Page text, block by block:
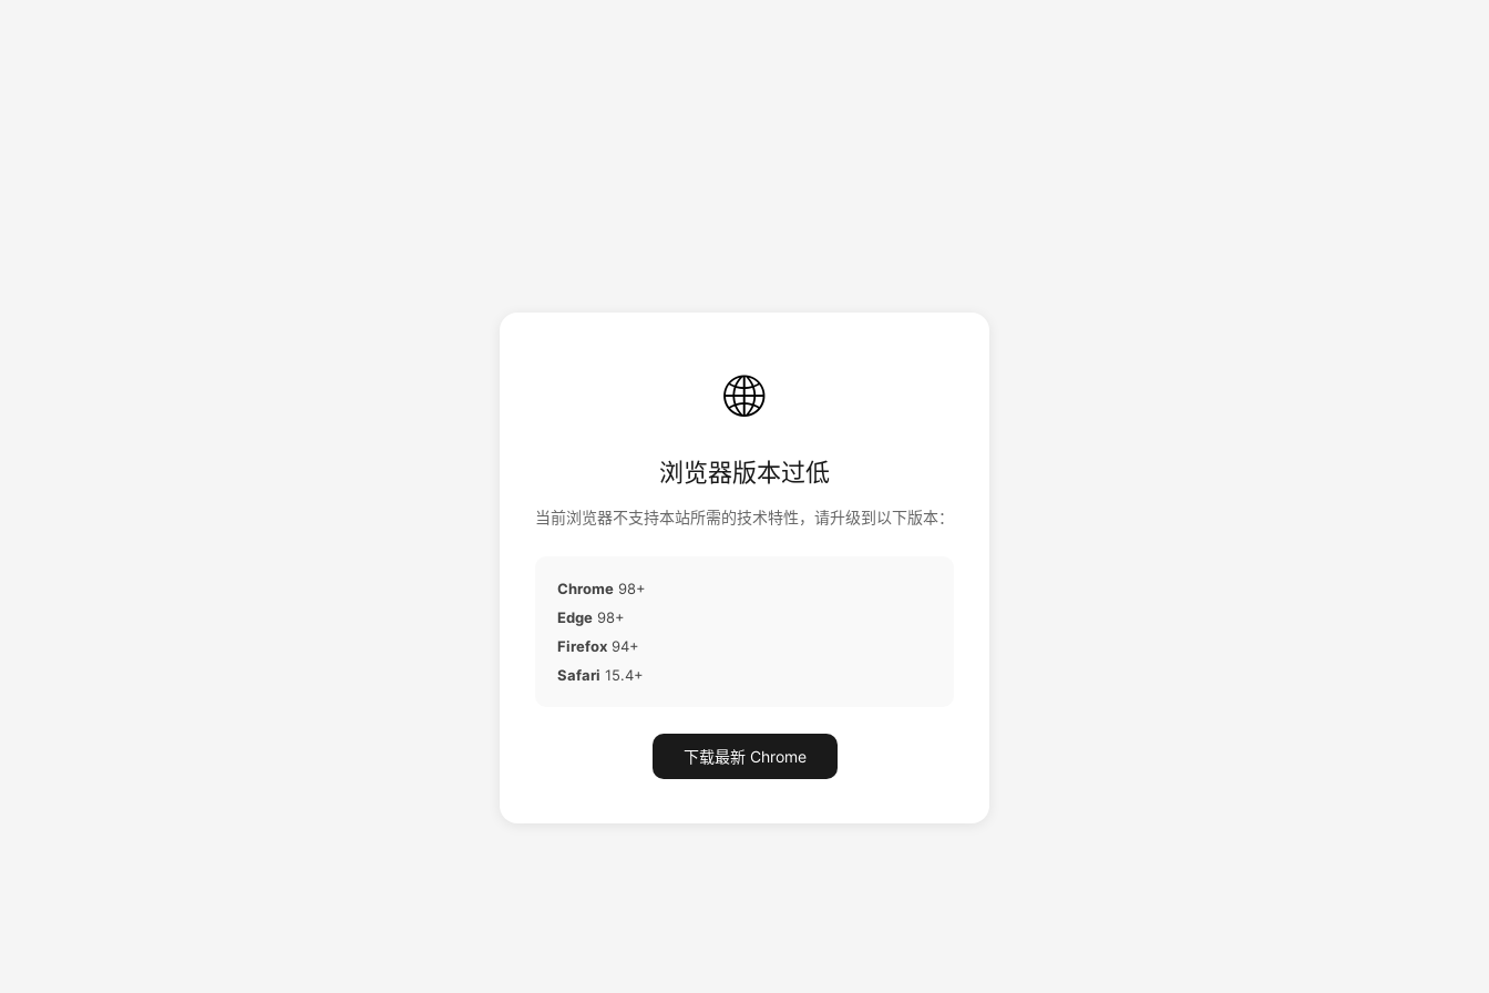
🌐
浏览器版本过低
当前浏览器不支持本站所需的技术特性，请升级到以下版本：
Chrome 98+
Edge 98+
Firefox 94+
Safari 15.4+
下载最新 Chrome